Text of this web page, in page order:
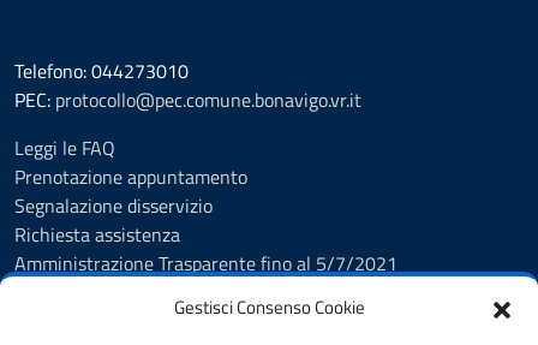
Gestisci Consenso Cookie
Telefono: 044273010
PEC: protocollo@pec.comune.bonavigo.vr.it
Leggi le FAQ
Prenotazione appuntamento
Segnalazione disservizio
Richiesta assistenza
Amministrazione Trasparente fino al 5/7/2021